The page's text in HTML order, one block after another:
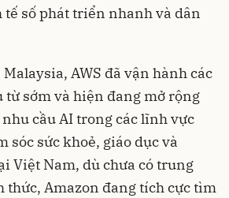
số phát triển nhanh và dân
AWS đã vận hành các
sớm và hiện đang mở rộng
cầu AI trong các lĩnh vực
sóc sức khoẻ, giáo dục và
Việt Nam, dù chưa có trung
thức, Amazon đang tích cực tìm